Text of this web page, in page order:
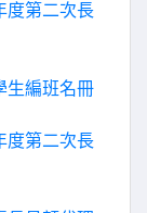
度第二次長
生編班名冊
度第二次長